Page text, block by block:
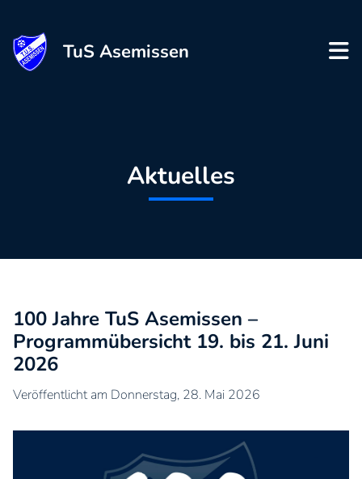
TuS Asemissen
Aktuelles
100 Jahre TuS Asemissen –
Programmübersicht 19. bis 21. Juni
2026
Veröffentlicht am Donnerstag, 28. Mai 2026